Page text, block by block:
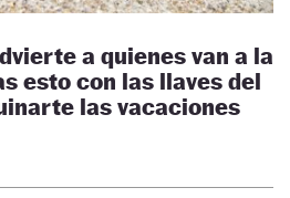
a quienes van a la
esto con las llaves del
las vacaciones